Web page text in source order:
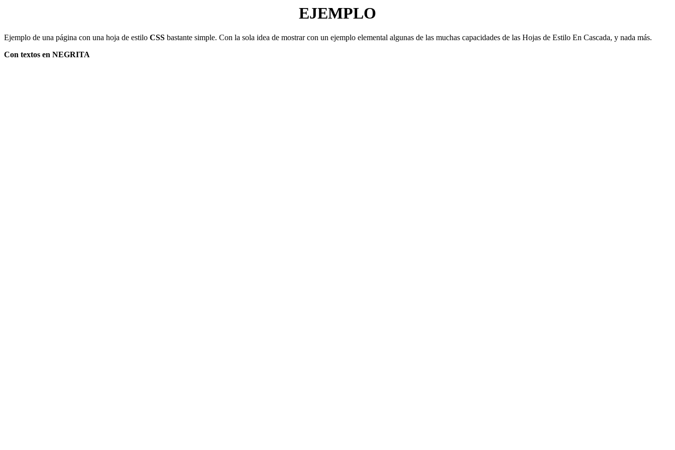
EJEMPLO
Ejemplo de una página con una hoja de estilo CSS bastante simple. Con la sola idea de mostrar con un ejemplo elemental algunas de las muchas capacidades de las Hojas de Estilo En Cascada, y nada más.
Con textos en NEGRITA